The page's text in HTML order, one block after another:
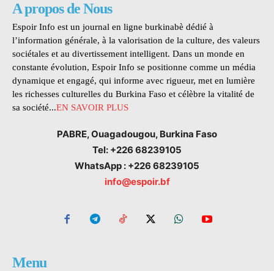
A propos de Nous
Espoir Info est un journal en ligne burkinabè dédié à
l’information générale, à la valorisation de la culture, des valeurs
sociétales et au divertissement intelligent. Dans un monde en
constante évolution, Espoir Info se positionne comme un média
dynamique et engagé, qui informe avec rigueur, met en lumière
les richesses culturelles du Burkina Faso et célèbre la vitalité de
sa société...EN SAVOIR PLUS
PABRE, Ouagadougou, Burkina Faso
Tel: +226 68239105
WhatsApp : +226 68239105
info@espoir.bf
Menu